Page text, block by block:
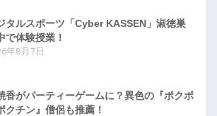
タルスポーツ「Cyber KASSEN」淑徳巣
で体験授業！
年8月7日
香がパーティーゲームに？異色の『ポクポ
クチン』僧侶も推薦！